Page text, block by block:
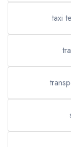
taxi